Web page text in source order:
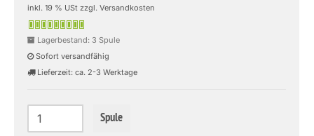
inkl. 19 % USt zzgl. Versandkosten
Lagerbestand: 3 Spule
Sofort versandfähig
Lieferzeit: ca. 2-3 Werktage
Spule